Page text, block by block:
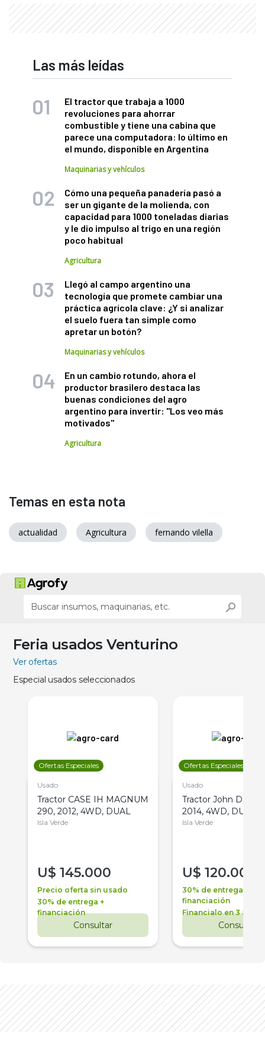
Las más leídas
El tractor que trabaja a 1000
revoluciones para ahorrar
combustible y tiene una cabina que
parece una computadora: lo último en
el mundo, disponible en Argentina
Maquinarias y vehículos
Cómo una pequeña panadería pasó a
ser un gigante de la molienda, con
capacidad para 1000 toneladas diarias
y le dio impulso al trigo en una región
poco habitual
Agricultura
Llegó al campo argentino una
tecnología que promete cambiar una
práctica agrícola clave: ¿Y si analizar
el suelo fuera tan simple como
apretar un botón?
Maquinarias y vehículos
En un cambio rotundo, ahora el
productor brasilero destaca las
buenas condiciones del agro
argentino para invertir: "Los veo más
motivados"
Agricultura
Temas en esta nota
actualidad Agricultura fernando vilella
Feria usados Venturino
Ver ofertas
Especial usados seleccionados
Ofertas Especiales
Usado
Tractor CASE IH MAGNUM
290, 2012, 4WD, DUAL
Isla Verde
U$ 145.000
Precio oferta sin usado
30% de entrega +
financiación
Consultar
Ofertas Especiales
Usado
Tractor John Deere
2014, 4WD, DUAL
Isla Verde
U$ 120.000
30% de entrega +
financiación
Financialo en 3 años
Consultar